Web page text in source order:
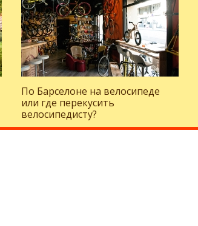
По Барселоне на велосипеде
или где перекусить
велосипедисту?